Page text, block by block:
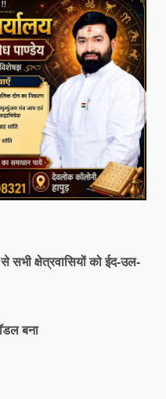
सभी क्षेत्रवासियों को ईद-उल-
बना